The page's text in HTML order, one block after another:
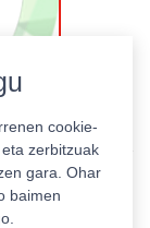
cookie-
zerbitzuak
gara. Ohar
baimen